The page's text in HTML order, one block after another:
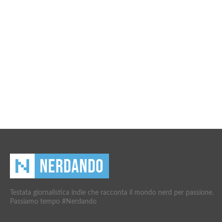
Testata giornalistica indie che racconta il mondo nerd per passione.
Passiamo tempo #Nerdando